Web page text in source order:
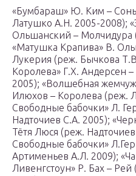
«Бумбараш» Ю. Ким –
Латушко А.Н. 2005-2008);
Ольшанский – Молчидура
«Матушка Крапива» В.
Лукерия (реж. Бычкова
Королева» Г.Х. Андерсен
2005); «Волшебная
Илюхов – Королева (реж.
Свободные бабочки» Л.
Надточиев С.А. 2005);
Тётя Люся (реж.
Свободные бабочки»
Артименьев А.Л. 2009);
Ливенгстоун» Р. Бах –